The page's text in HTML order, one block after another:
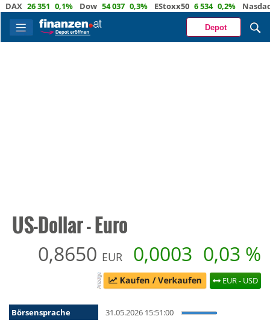
26 351 0,1% Dow 54 037 0,3% EStoxx50 6 534 0,2% Nasdaq 29
Depot
US-Dollar - Euro
0,8650 EUR 0,0003 0,03 %
EUR - USD
Börsensprache 31.05.2026 15:51:00